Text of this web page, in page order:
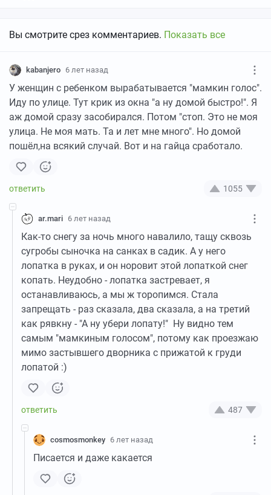
Вы смотрите срез комментариев. Показать все
kabanjero 6 лет назад
У женщин с ребенком вырабатывается "мамкин голос".
Иду по улице. Тут крик из окна "а ну домой быстро!". Я
аж домой сразу засобирался. Потом "стоп. Это не моя
улица. Не моя мать. Та и лет мне много". Но домой
пошёл,на всякий случай. Вот и на гайца сработало.
1055
ar.mari 6 лет назад
Как-то снегу за ночь много навалило, тащу сквозь
сугробы сыночка на санках в садик. А у него
лопатка в руках, и он норовит этой лопаткой снег
копать. Неудобно - лопатка застревает, я
останавливаюсь, а мы ж торопимся. Стала
запрещать - раз сказала, два сказала, а на третий
как рявкну - "А ну убери лопату!" Ну видно тем
самым "мамкиным голосом", потому как проезжаю
мимо застывшего дворника с прижатой к груди
лопатой :)
487
cosmosmonkey 6 лет назад
Писается и даже какается